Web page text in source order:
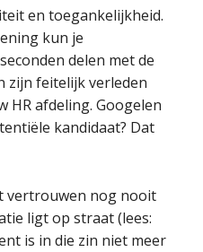
en toegankelijkheid.
kun je
delen met de
zijn feitelijk verleden
HR afdeling. Googelen
kandidaat? Dat
vertrouwen nog nooit
ligt op straat (lees:
is in die zin niet meer